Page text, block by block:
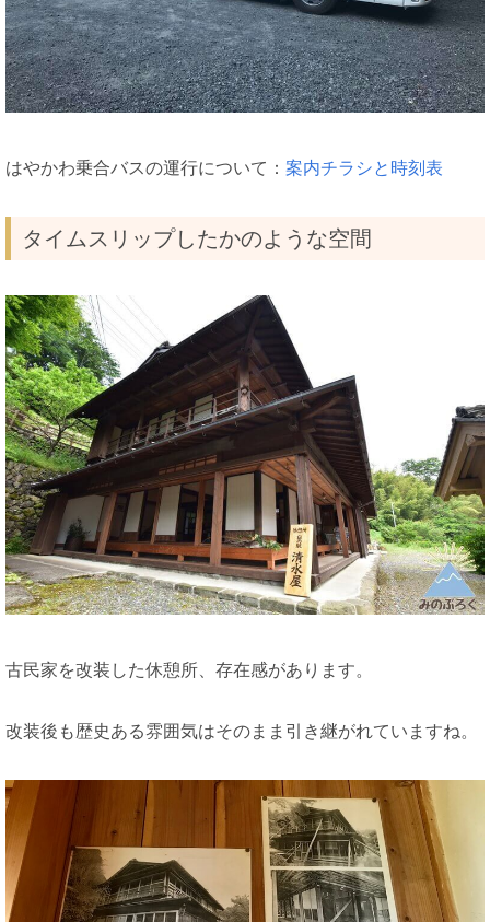
はやかわ乗合バスの運行について： 案内チラシと時刻表
タイムスリップしたかのような空間
古民家を改装した休憩所、存在感があります。
改装後も歴史ある雰囲気はそのまま引き継がれていますね。